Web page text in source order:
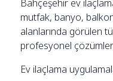
Bahçeşehir ev
mutfak, banyo,
alanlarında görülen
profesyonel
Ev ilaçlama